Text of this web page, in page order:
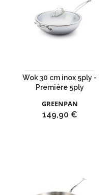
Wok 30 cm inox 5ply -
Première 5ply
GREENPAN
Prix
149,90 €